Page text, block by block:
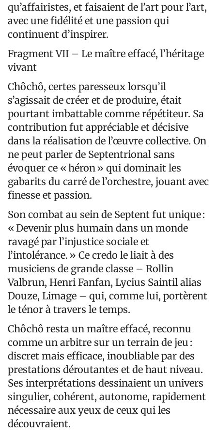
qu’affairistes, et faisaient de l’art pour l’art,
avec une fidélité et une passion qui
continuent d’inspirer.
Fragment VII – Le maître effacé, l’héritage
vivant
Chôchô, certes paresseux lorsqu’il
s’agissait de créer et de produire, était
pourtant imbattable comme répétiteur. Sa
contribution fut appréciable et décisive
dans la réalisation de l’œuvre collective. On
ne peut parler de Septentrional sans
évoquer ce « héron » qui dominait les
gabarits du carré de l’orchestre, jouant avec
finesse et passion.
Son combat au sein de Septent fut unique :
« Devenir plus humain dans un monde
ravagé par l’injustice sociale et
l’intolérance. » Ce credo le liait à des
musiciens de grande classe – Rollin
Valbrun, Henri Fanfan, Lycius Saintil alias
Douze, Limage – qui, comme lui, portèrent
le ténor à travers le temps.
Chôchô resta un maître effacé, reconnu
comme un arbitre sur un terrain de jeu :
discret mais efficace, inoubliable par des
prestations déroutantes et de haut niveau.
Ses interprétations dessinaient un univers
singulier, cohérent, autonome, rapidement
nécessaire aux yeux de ceux qui les
découvraient.